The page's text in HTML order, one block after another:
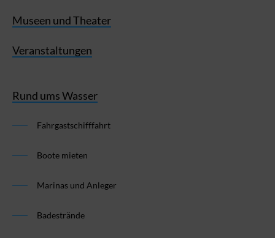
Museen und Theater
Veranstaltungen
Rund ums Wasser
Fahrgastschifffahrt
Boote mieten
Marinas und Anleger
Badestrände